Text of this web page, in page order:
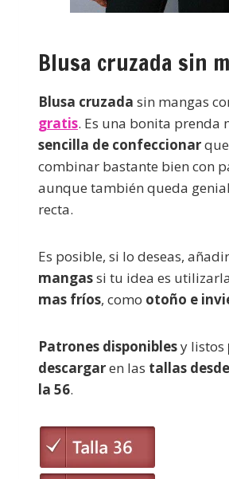
Blusa cruzada sin
Blusa cruzada sin mangas
gratis. Es una bonita prenda
sencilla de confeccionar
combinar bastante bien con
aunque también queda
recta.
Es posible, si lo deseas,
mangassi tu idea es utilizarla
mas fríos, como otoño e
Patrones disponiblesy listos
descargaren las tallas
la 56.